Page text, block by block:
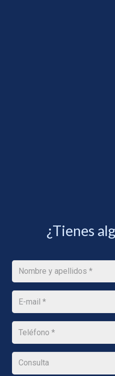
¿Tienes